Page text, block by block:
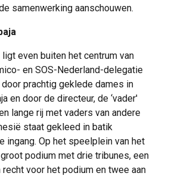
samenwerking aanschouwen.
even buiten het centrum van
en SOS-Nederland-delegatie
prachtig geklede dames in
en door de directeur, de ‘vader'
lange rij met vaders van andere
staat gekleed in batik
ingang. Op het speelplein van het
podium met drie tribunes, een
voor het podium en twee aan